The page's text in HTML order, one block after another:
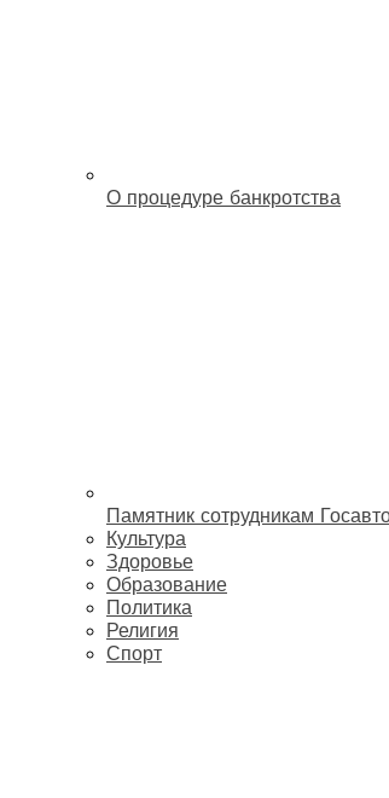
О процедуре банкротства
Памятник сотрудникам
Культура
Здоровье
Образование
Политика
Религия
Спорт